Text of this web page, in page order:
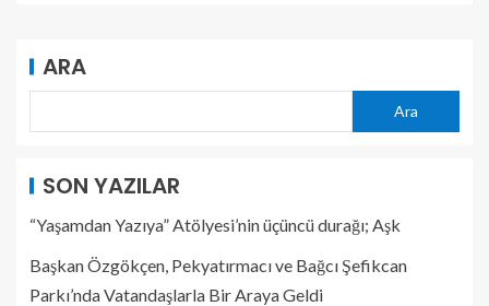
ARA
Ara
SON YAZILAR
“Yaşamdan Yazıya” Atölyesi’nin üçüncü durağı; Aşk
Başkan Özgökçen, Pekyatırmacı ve Bağcı Şefikcan
Parkı’nda Vatandaşlarla Bir Araya Geldi